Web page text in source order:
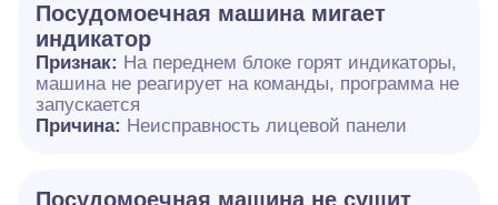
Посудомоечная машина мигает
индикатор
Признак: На переднем блоке горят индикаторы,
машина не реагирует на команды, программа не
запускается
Причина: Неисправность лицевой панели
Посудомоечная машина не сушит